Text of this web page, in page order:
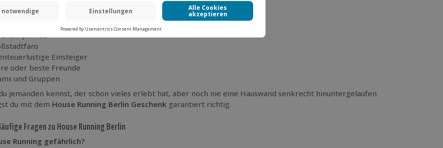
Einsteiger
oder beste Freunde
und Gruppen
jemanden kennst, der schon vieles erlebt hat, aber noch nie eine Hauswand senkrecht hinuntergelaufen
du mit dem House Running Berlin Geschenk garantiert richtig.
Fragen zu House Running Berlin
Running gefährlich?